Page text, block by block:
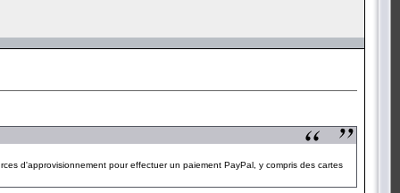
d'approvisionnement pour effectuer un paiement PayPal, y compris des cartes